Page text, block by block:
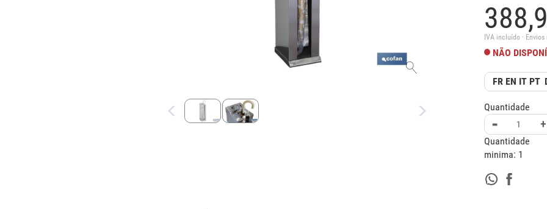
388,
IVA incluído ·
NÃO
FR EN IT PT
Quantidade
- +
Quantidade
minima: 1